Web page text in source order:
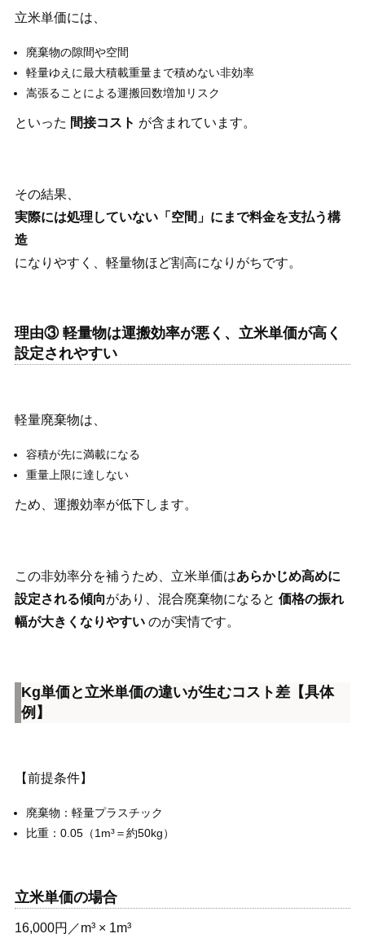
立米単価には、
廃棄物の隙間や空間
軽量ゆえに最大積載重量まで積めない非効率
嵩張ることによる運搬回数増加リスク
といった 間接コスト が含まれています。
その結果、
実際には処理していない「空間」にまで料金を支払う構
造
になりやすく、軽量物ほど割高になりがちです。
理由③ 軽量物は運搬効率が悪く、立米単価が高く
設定されやすい
軽量廃棄物は、
容積が先に満載になる
重量上限に達しない
ため、運搬効率が低下します。
この非効率分を補うため、立米単価はあらかじめ高めに
設定される傾向があり、混合廃棄物になると 価格の振れ
幅が大きくなりやすいのが実情です。
Kg単価と立米単価の違いが生むコスト差【具体
例】
【前提条件】
廃棄物：軽量プラスチック
比重：0.05（1m³＝約50kg）
立米単価の場合
16,000円／m³ × 1m³